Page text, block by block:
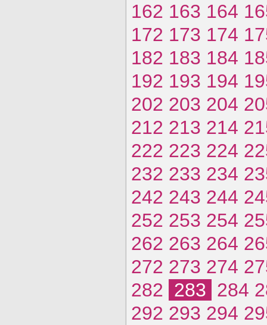
162 163 164
172 173 174
182 183 184
192 193 194
202 203 204
212 213 214
222 223 224
232 233 234
242 243 244
252 253 254
262 263 264
272 273 274
282 283 284
292 293 294